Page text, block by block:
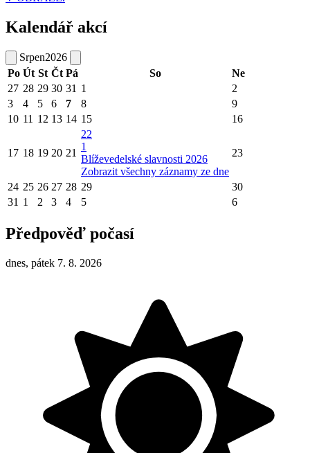
Kalendář akcí
Srpen2026
Po Út St Čt Pá So
Ne
27 28 29 30 31 1
2
3
4 5 6 7 8
9
10 11 12 13 14 15 16
17 18 19 20 21
22
1
Blíževedelské slavnosti 2026
Zobrazit všechny záznamy ze dne
23
24 25 26 27 28 29
30
31 1 2 3 4 5 6
Předpověď počasí
dnes, pátek 7. 8. 2026